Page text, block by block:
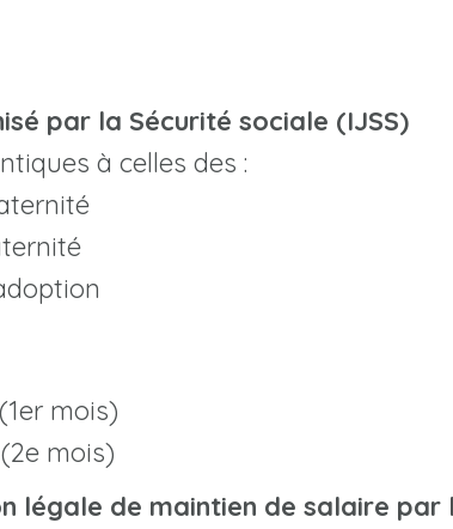
par la Sécurité sociale (IJSS)
à celles des :
mois)
mois)
légale de maintien de salaire par